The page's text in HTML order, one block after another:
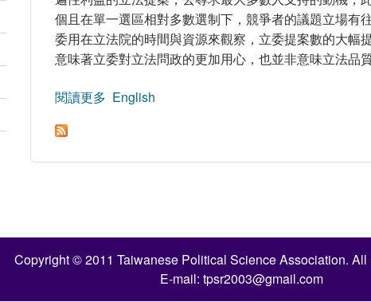
個且在單一選區相對多數選制下，競爭者的議題立場有
委用在立法院的時間與資源來觀察，立委提案數的大幅
意味著立委對立法問政的更加用心，也並非意味立法品質
閱讀更多 關於選制變革前後立委提案的持續與變遷：一
English
Copyright © 2011 Taiwanese Political Science Association. All
E-mail: tpsr2003@gmail.com